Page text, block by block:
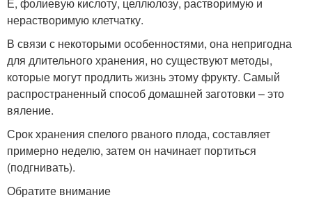
Е, фолиевую кислоту, целлюлозу, растворимую и
нерастворимую клетчатку.
В связи с некоторыми особенностями, она непригодна
для длительного хранения, но существуют методы,
которые могут продлить жизнь этому фрукту. Самый
распространенный способ домашней заготовки – это
вяление.
Срок хранения спелого рваного плода, составляет
примерно неделю, затем он начинает портиться
(подгнивать).
Обратите внимание